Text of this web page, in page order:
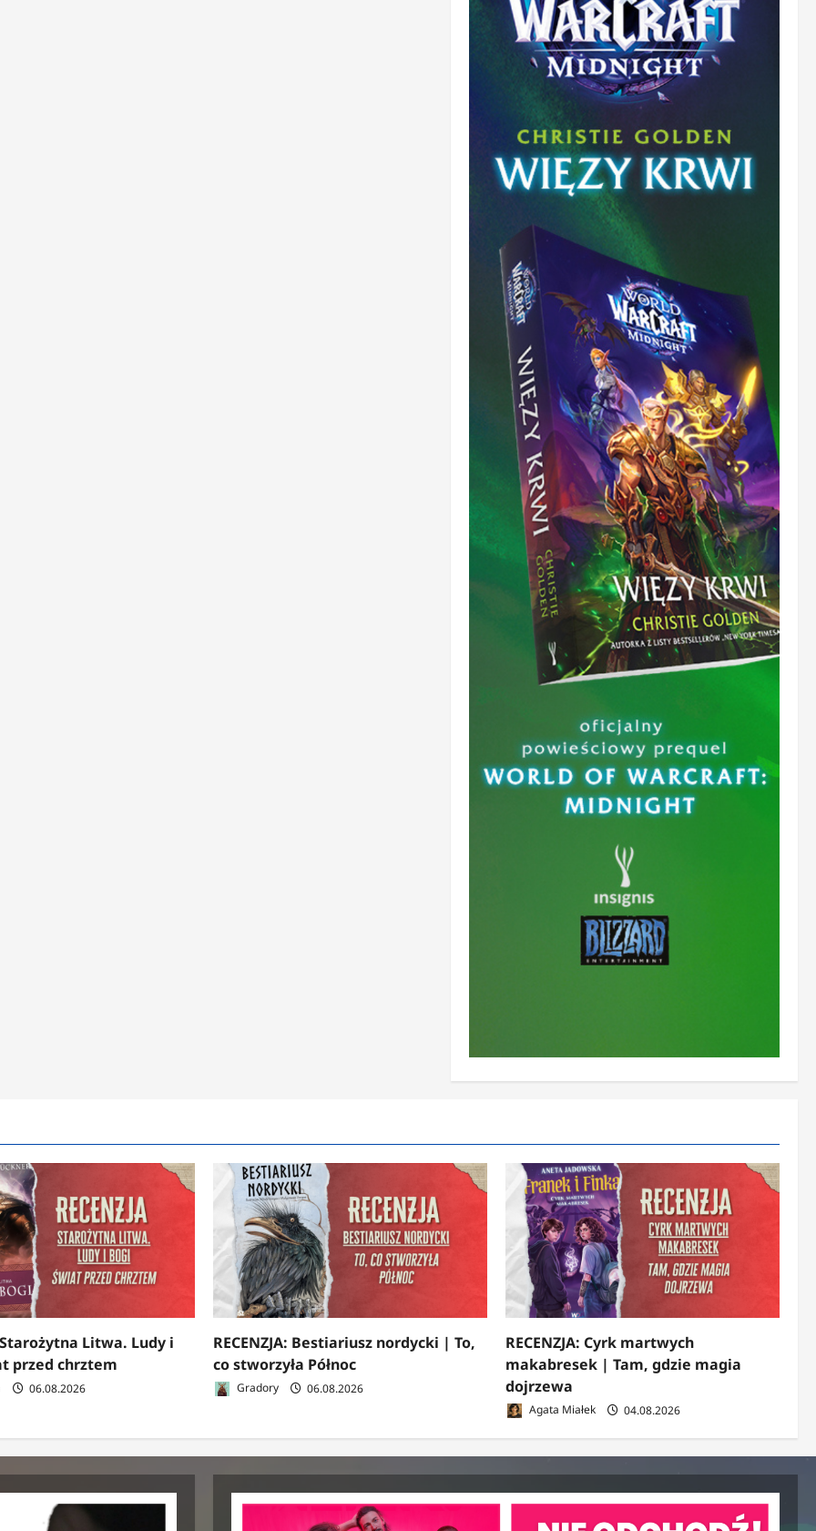
Starożytna Litwa. Ludy i
przed chrztem
06.08.2026
RECENZJA: Bestiariusz nordycki | To,
co stworzyła Północ
Gradory 06.08.2026
RECENZJA: Cyrk martwych
makabresek | Tam, gdzie magia
dojrzewa
Agata Miałek 04.08.2026